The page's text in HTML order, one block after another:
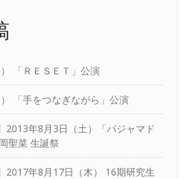
「ＲＥＳＥＴ」公演
「手をつなぎながら」公演
2013年8月3日（土）「パジャマド
聖菜 生誕祭
2017年8月17日（木） 16期研究生